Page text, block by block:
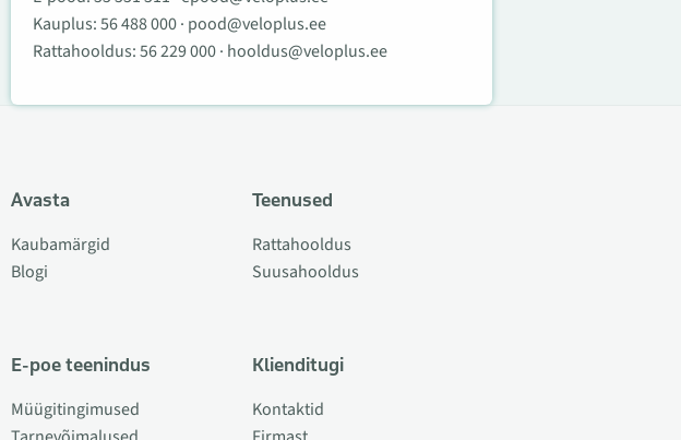
Kauplus:56 488 000· pood@veloplus.ee
Rattahooldus:56 229 000· hooldus@veloplus.ee
Avasta
Kaubamärgid
Blogi
E-poe teenindus
Müügitingimused
Teenused
Rattahooldus
Suusahooldus
Klienditugi
Kontaktid